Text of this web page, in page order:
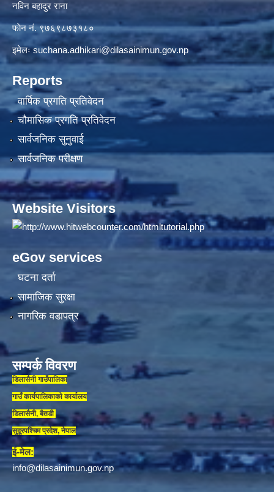
नविन बहादुर राना
फाेन नं. ९७६९८७३१८०
इमेलःsuchana.adhikari@dilasainimun.gov.np
Reports
वार्षिक प्रगति प्रतिवेदन
चौमासिक प्रगति प्रतिवेदन
सार्वजनिक सुनुवाई
सार्वजनिक परीक्षण
Website Visitors
eGov services
घटना दर्ता
सामाजिक सुरक्षा
नागरिक वडापत्र
सम्पर्क विवरण
डिलासैनी गाउँपालिका
गाउँ कार्यपालिकाकाे कार्यालय
डिलासैनी, बैतडी
सुदूरपश्चिम प्रदेश, नेपाल
ई-मेल:
info@dilasainimun.gov.np